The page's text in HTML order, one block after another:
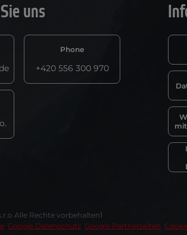
uns
Phone
+420 556 300 970
Alle Rechte vorbehalten1
Google Datenschutz Google Partnerseiten